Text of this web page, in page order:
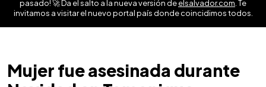
pasado! 🚀 Da el salto a la nueva versión deelsalvador.com . Te
invitamos a visitar el nuevo portal país donde coincidimos todos.
Mujer fue asesinada durante